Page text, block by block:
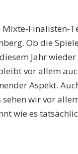
Finalisten-
Ob die
Jahr
vor allem
Aspekt.
wir vor
wie es